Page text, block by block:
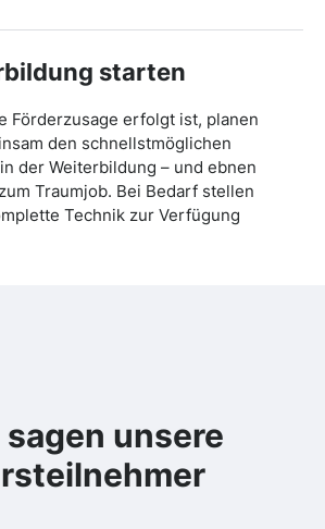
starten
Förderzusage erfolgt ist, planen
den schnellstmöglichen
der Weiterbildung – und ebnen
Traumjob. Bei Bedarf stellen
Technik zur Verfügung
sagen unsere